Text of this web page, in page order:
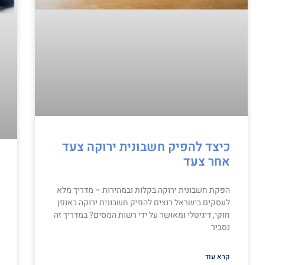
כיצד להפיק חשבונית ירוקה צעד
אחר צעד
הפקת חשבונית ירוקה בקלות ובמהירות – מדריך מלא
לעסקים בישראל רוצים להפיק חשבונית ירוקה באופן
חוקי, דיגיטלי ומאושר על ידי רשות המסים? במדריך זה
נסביר
קרא עוד